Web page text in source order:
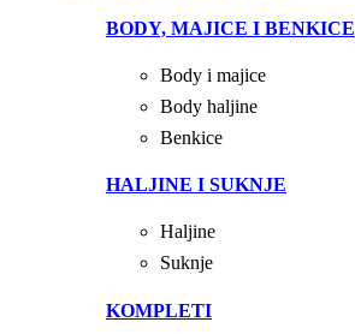
BODY, MAJICE I BENKICE
Body i majice
Body haljine
Benkice
HALJINE I SUKNJE
Haljine
Suknje
KOMPLETI